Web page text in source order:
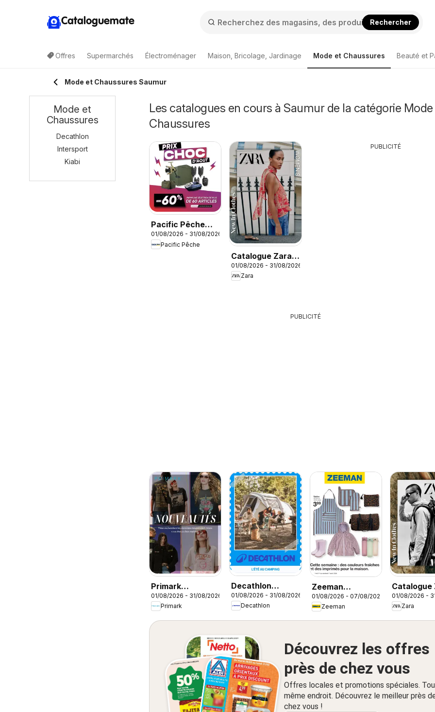
Cataloguemate Rechercher
Offres Supermarchés Électroménager Maison, Bricolage, Jardinage Mode et Chaussures Beauté et
Mode et Chaussures Saumur
Les catalogues en cours à Saumur de la catégorie
Chaussures
Pacific Pêche
catalogue
01/08/2026 - 31/08/2026
Pacific Pêche
Catalogue Zara
Été
01/08/2026 - 31/08/2026
Zara
PUBLICITÉ
PUBLICITÉ
Primark
catalogue
01/08/2026 - 31/08/2026
Primark
Decathlon
catalogue
01/08/2026 - 31/08/2026
Decathlon
Zeeman
catalogue
01/08/2026 - 07/08/2026
Zeeman
Catalogue
Men
01/08/2026 -
Zara
Découvrez les offres
près de chez vous
Offres locales et promotions spéciales.
même endroit. Découvrez le meilleur près
chez vous !
Mode et
Chaussures
Decathlon
Intersport
Kiabi